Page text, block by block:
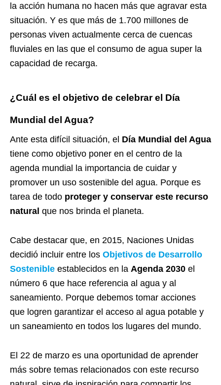
la acción humana no hacen más que agravar esta
situación. Y es que más de 1.700 millones de
personas viven actualmente cerca de cuencas
fluviales en las que el consumo de agua super la
capacidad de recarga.
¿Cuál es el objetivo de celebrar el Día
Mundial del Agua?
Ante esta difícil situación, el Día Mundial del Agua
tiene como objetivo poner en el centro de la
agenda mundial la importancia de cuidar y
promover un uso sostenible del agua. Porque es
tarea de todo proteger y conservar este recurso
natural que nos brinda el planeta.
Cabe destacar que, en 2015, Naciones Unidas
decidió incluir entre los Objetivos de Desarrollo
Sostenible establecidos en la Agenda 2030 el
número 6 que hace referencia al agua y al
saneamiento. Porque debemos tomar acciones
que logren garantizar el acceso al agua potable y
un saneamiento en todos los lugares del mundo.
El 22 de marzo es una oportunidad de aprender
más sobre temas relacionados con este recurso